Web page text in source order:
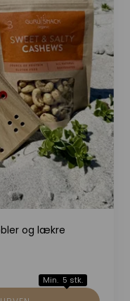
og lækre
Min. 5 stk.